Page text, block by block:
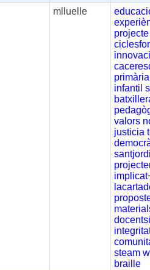
mlluelle
projecte
primària
infantil
valors
justicia
steam
braille